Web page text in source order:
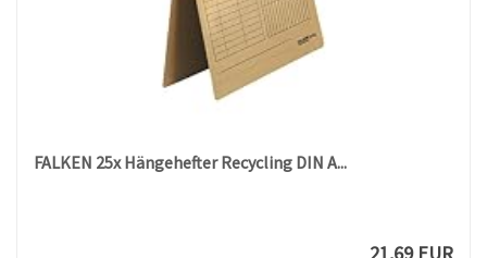
FALKEN 25x Hängehefter Recycling DIN A...